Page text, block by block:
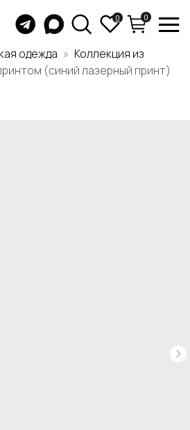
одежда
Коллекция из
(синий лазерный принт)